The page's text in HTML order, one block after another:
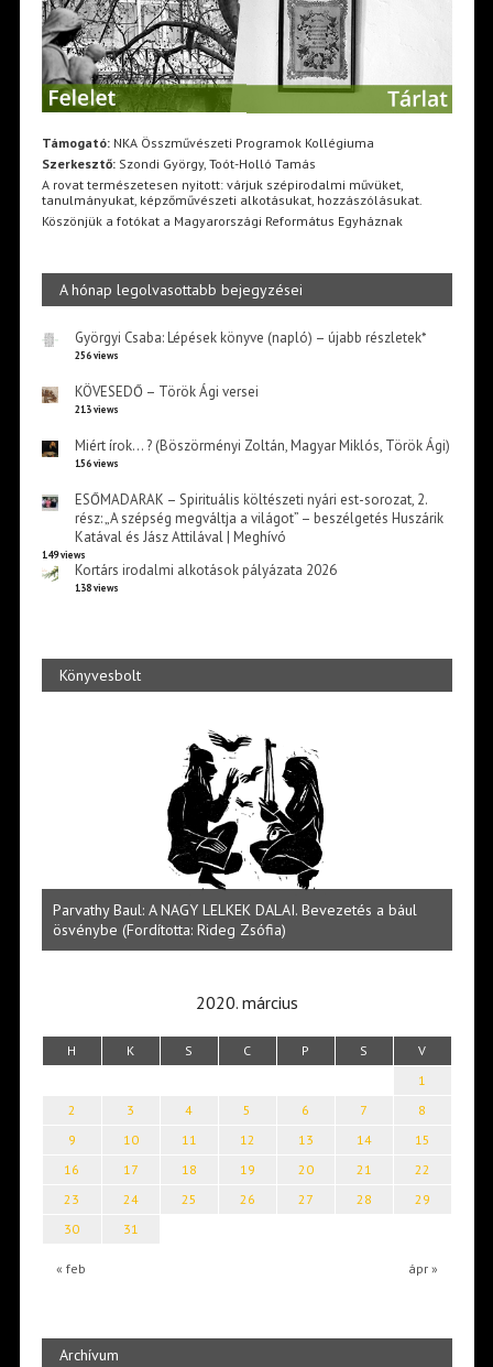
Támogató:NKA Összművészeti Programok Kollégiuma
Szerkesztő:Szondi György, Toót-Holló Tamás
A rovat természetesen nyitott: várjuk szépirodalmi művüket,
tanulmányukat, képzőművészeti alkotásukat, hozzászólásukat.
Köszönjük a fotókat a Magyarországi Református Egyháznak
A hónap legolvasottabb bejegyzései
Györgyi Csaba: Lépések könyve (napló) – újabb részletek*
256 views
KÖVESEDŐ – Török Ági versei
213 views
Miért írok… ? (Böszörményi Zoltán, Magyar Miklós, Török Ági)
156 views
ESŐMADARAK – Spirituális költészeti nyári est-sorozat, 2.
rész: „A szépség megváltja a világot” – beszélgetés Huszárik
Katával és Jász Attilával | Meghívó
149 views
Kortárs irodalmi alkotások pályázata 2026
138 views
Könyvesbolt
Halmai Tamás: Megválaszolt érintés. Leveles Ibolya költői
világa
2020. március
H K S C P S V
« feb ápr »
1
2
3 4 5 6 7
8
9
10 11 12 13 14
15
16
17 18 19 20 21
22
23
24 25 26 27 28
29
30
31
Archívum